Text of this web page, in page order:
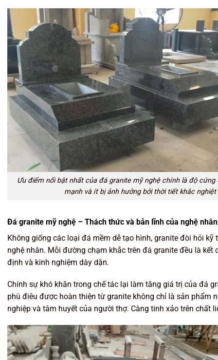
Ưu điểm nổi bật nhất của đá granite mỹ nghệ chính là độ
mạnh và ít bị ảnh hưởng bởi thời tiết khắc
Đá granite mỹ nghệ – Thách thức và bản lĩnh của nghệ nhân
Không giống các loại đá mềm dễ tạo hình, granite đòi hỏi
nghệ nhân. Mỗi đường chạm khắc trên đá granite đều là
định và kinh nghiệm dày dặn.
Chính sự khó khăn trong chế tác lại làm tăng giá trị của đá
phù điêu được hoàn thiện từ granite không chỉ là sản phẩm
nghiệp và tâm huyết của người thợ. Càng tinh xảo trên chất